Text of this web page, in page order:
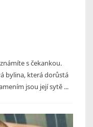
s čekankou.
bylina, která dorůstá
jsou její sytě ...